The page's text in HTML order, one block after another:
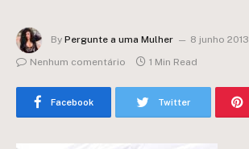
By Pergunte a uma Mulher
8 junho 2013
Nenhum comentário
1 Min Read
Facebook Twitter